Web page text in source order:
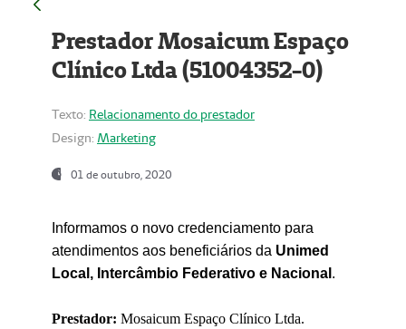
Prestador Mosaicum Espaço
Clínico Ltda (51004352-0)
Texto: Relacionamento do prestador
Design: Marketing
01 de outubro, 2020
Informamos o novo credenciamento para
atendimentos aos beneficiários da Unimed
Local, Intercâmbio Federativo e Nacional .
Prestador: Mosaicum Espaço Clínico Ltda.